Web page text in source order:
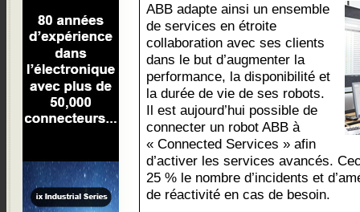
ABB adapte ainsi un ensemble
de services en étroite
collaboration avec ses clients
dans le but d’augmenter la
performance, la disponibilité et
la durée de vie de ses robots.
Il est aujourd’hui possible de
connecter un robot ABB à
« Connected Services » afin
d’activer les services avancés.
25 % le nombre d’incidents et
de réactivité en cas de besoin.